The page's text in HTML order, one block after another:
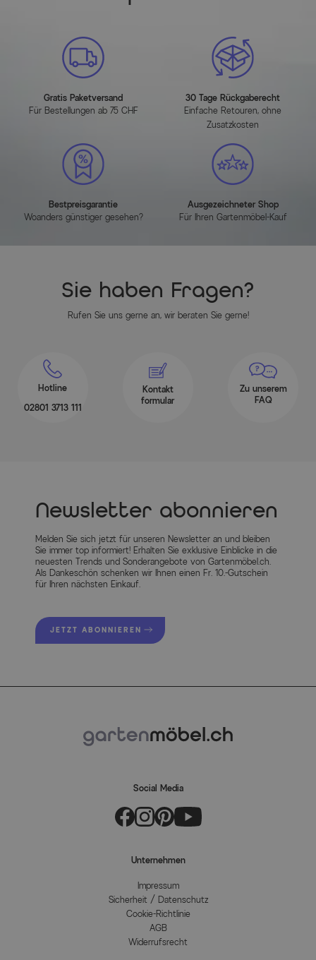
Gratis Paketversand
Für Bestellungen ab 75 CHF
30 Tage Rückgaberecht
Einfache Retouren, ohne
Zusatzkosten
Bestpreisgarantie
Woanders günstiger gesehen?
Ausgezeichneter Shop
Für Ihren Gartenmöbel-Kauf
Sie haben Fragen?
Rufen Sie uns gerne an, wir beraten Sie gerne!
Hotline
02801 3713 111
Kontakt
formular
Zu unserem
FAQ
Newsletter abonnieren
Melden Sie sich jetzt für unseren Newsletter an und bleiben
Sie immer top informiert! Erhalten Sie exklusive Einblicke in die
neuesten Trends und Sonderangebote von Gartenmöbel.ch.
Als Dankeschön schenken wir Ihnen einen Fr. 10.-Gutschein
für Ihren nächsten Einkauf.
JETZT ABONNIEREN
Social Media
Unternehmen
Impressum
Sicherheit / Datenschutz
Cookie-Richtlinie
AGB
Widerrufsrecht